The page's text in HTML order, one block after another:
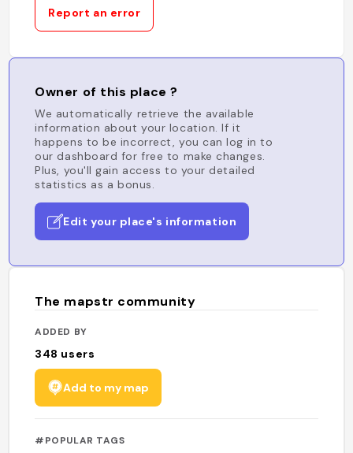
Report an error
Owner of this place ?
We automatically retrieve the available
information about your location. If it
happens to be incorrect, you can log in to
our dashboard for free to make changes.
Plus, you'll gain access to your detailed
statistics as a bonus.
Edit your place's information
The mapstr community
ADDED BY
348 users
Add to my map
#POPULAR TAGS